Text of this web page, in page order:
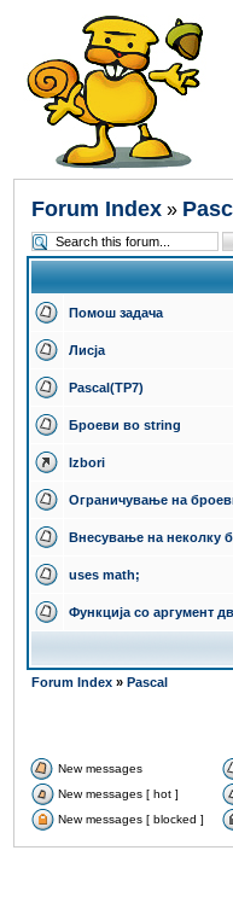
Forum Index »
Помош задача
Лисја
Pascal(TP7)
Броеви во string
Izbori
Ограничување на
Внесување на неколку
uses math;
Функција со аргумент
Forum Index » Pascal
New messages
New messages [ hot ]
New messages [ blocked ]